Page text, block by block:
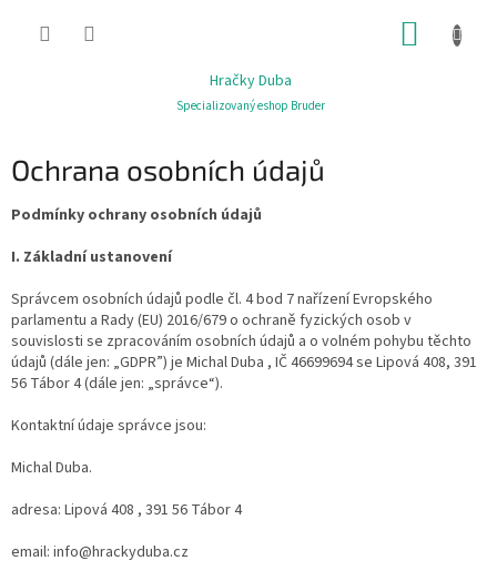
Hračky Duba
Specializovaný eshop Bruder
Ochrana osobních údajů
Podmínky ochrany osobních údajů
I. Základní ustanovení
Správcem osobních údajů podle čl. 4 bod 7 nařízení Evropského
parlamentu a Rady (EU) 2016/679 o ochraně fyzických osob v
souvislosti se zpracováním osobních údajů a o volném pohybu těchto
údajů (dále jen: „GDPR”) je Michal Duba , IČ 46699694 se Lipová 408, 391
56 Tábor 4 (dále jen: „správce“).
Kontaktní údaje správce jsou:
Michal Duba.
adresa: Lipová 408 , 391 56 Tábor 4
email: info@hrackyduba.cz